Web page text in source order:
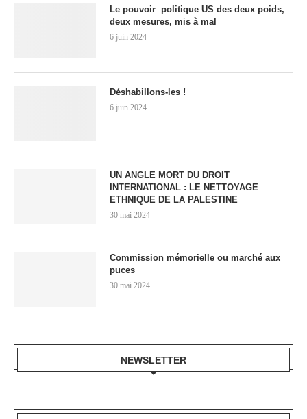
Le pouvoir politique US des deux poids,
deux mesures, mis à mal
6 juin 2024
Déshabillons-les !
6 juin 2024
UN ANGLE MORT DU DROIT
INTERNATIONAL : LE NETTOYAGE
ETHNIQUE DE LA PALESTINE
30 mai 2024
Commission mémorielle ou marché aux
puces
30 mai 2024
NEWSLETTER